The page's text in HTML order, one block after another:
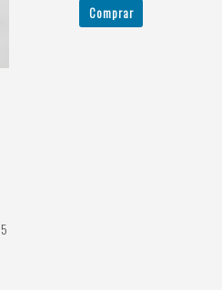
Comprar